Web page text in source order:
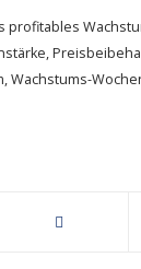
profitables
,
,Wachstums-